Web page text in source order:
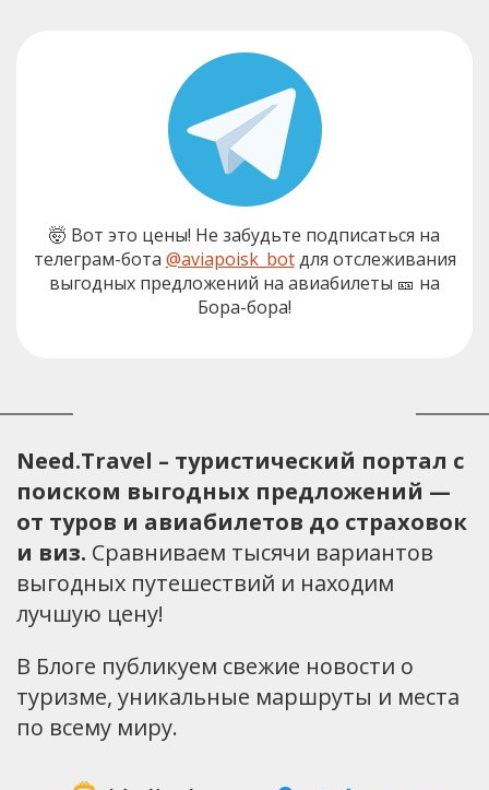
🤯 Вот это цены! Не забудьте подписаться на
телеграм-бота @aviapoisk_botдля отслеживания
выгодных предложений на авиабилеты 🎫 на
Бора-бора!
Need.Travel – туристический портал с
поиском выгодных предложений —
от туров и авиабилетов до страховок
и виз. Сравниваем тысячи вариантов
выгодных путешествий и находим
лучшую цену!
В Блоге публикуем свежие новости о
туризме, уникальные маршруты и места
по всему миру.